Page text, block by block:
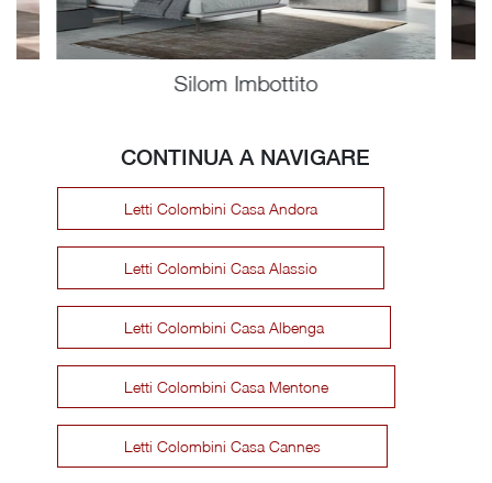
Silom Imbottito
CONTINUA A NAVIGARE
Letti Colombini Casa Andora
Letti Colombini Casa Alassio
Letti Colombini Casa Albenga
Letti Colombini Casa Mentone
Letti Colombini Casa Cannes